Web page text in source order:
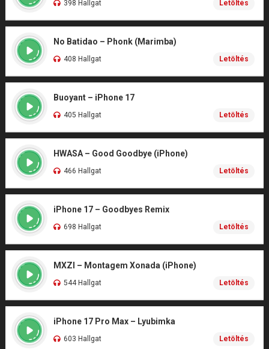
398 Hallgat Letöltés
No Batidao – Phonk (Marimba)
408 Hallgat Letöltés
Buoyant – iPhone 17
405 Hallgat Letöltés
HWASA – Good Goodbye (iPhone)
466 Hallgat Letöltés
iPhone 17 – Goodbyes Remix
698 Hallgat Letöltés
MXZI – Montagem Xonada (iPhone)
544 Hallgat Letöltés
iPhone 17 Pro Max – Lyubimka
603 Hallgat Letöltés